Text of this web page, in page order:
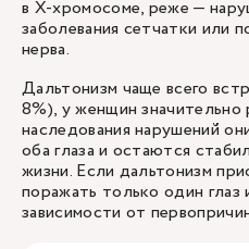
в X-хромосоме, реже —
заболевания сетчатки или
нерва.
Дальтонизм чаще всего
8%), у женщин значительно
наследования нарушений
оба глаза и остаются
жизни. Если дальтонизм
поражать только один глаз
зависимости от